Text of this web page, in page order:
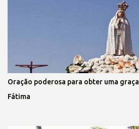
Oração poderosa para obter uma
Fátima